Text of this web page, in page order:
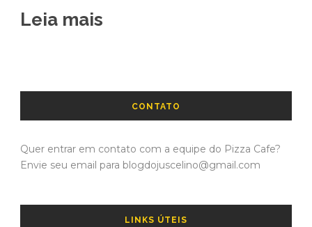
Leia mais
CONTATO
Quer entrar em contato com a equipe do Pizza Cafe?
Envie seu email para blogdojuscelino@gmail.com
LINKS ÚTEIS